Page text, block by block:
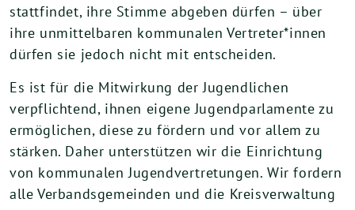
stattfindet, ihre Stimme abgeben dürfen – über
ihre unmittelbaren kommunalen Vertreter*innen
dürfen sie jedoch nicht mit entscheiden.
Es ist für die Mitwirkung der Jugendlichen
verpflichtend, ihnen eigene Jugendparlamente zu
ermöglichen, diese zu fördern und vor allem zu
stärken. Daher unterstützen wir die Einrichtung
von kommunalen Jugendvertretungen. Wir fordern
alle Verbandsgemeinden und die Kreisverwaltung